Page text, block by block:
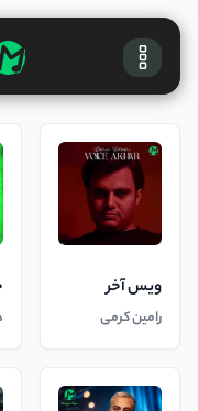
ویس آخر
رامین کرمی